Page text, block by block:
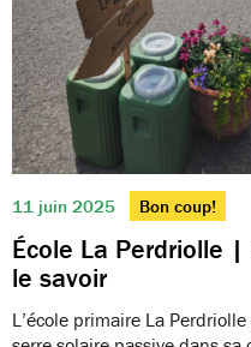
11 juin 2025 Bon coup!
École La Perdriolle
le savoir
L’école primaire La